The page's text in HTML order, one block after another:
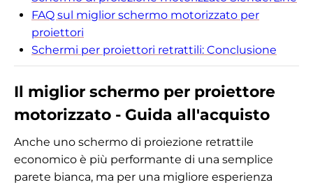
FAQ sul miglior schermo motorizzato per
proiettori
Schermi per proiettori retrattili: Conclusione
Il miglior schermo per proiettore
motorizzato - Guida all'acquisto
Anche uno schermo di proiezione retrattile
economico è più performante di una semplice
parete bianca, ma per una migliore esperienza